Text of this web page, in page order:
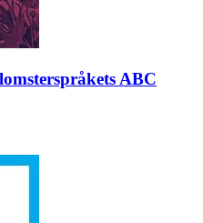
ABC